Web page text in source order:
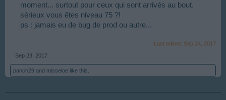
moment... surtout pour ceux qui sont arrivés au bout.
sérieux vous êtes niveau 75 ?!
ps : jamais eu de bug de prod ou autre...
Last edited: Sep 24, 2017
Sep 23, 2017
panch29 and misseloe like this.